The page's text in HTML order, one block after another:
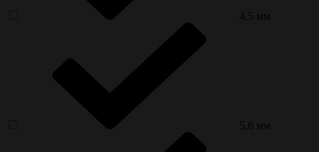
4,5 мм
5,6 мм